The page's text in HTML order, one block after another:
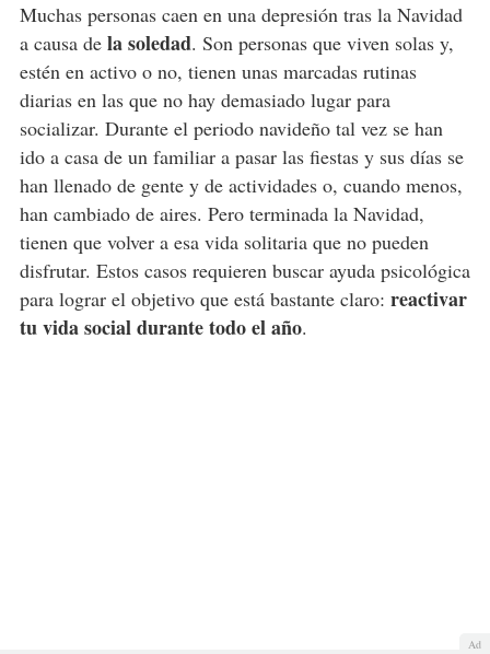
Muchas personas caen en una depresión tras la Navidad
a causa de la soledad. Son personas que viven solas y,
estén en activo o no, tienen unas marcadas rutinas
diarias en las que no hay demasiado lugar para
socializar. Durante el periodo navideño tal vez se han
ido a casa de un familiar a pasar las fiestas y sus días se
han llenado de gente y de actividades o, cuando menos,
han cambiado de aires. Pero terminada la Navidad,
tienen que volver a esa vida solitaria que no pueden
disfrutar. Estos casos requieren buscar ayuda psicológica
para lograr el objetivo que está bastante claro: reactivar
tu vida social durante todo el año.
Ad